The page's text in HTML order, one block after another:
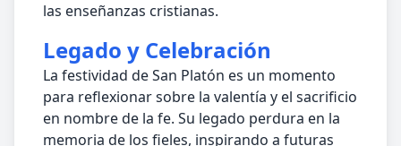
las enseñanzas cristianas.
Legado y Celebración
La festividad de San Platón es un momento
para reflexionar sobre la valentía y el sacrificio
en nombre de la fe. Su legado perdura en la
memoria de los fieles, inspirando a futuras